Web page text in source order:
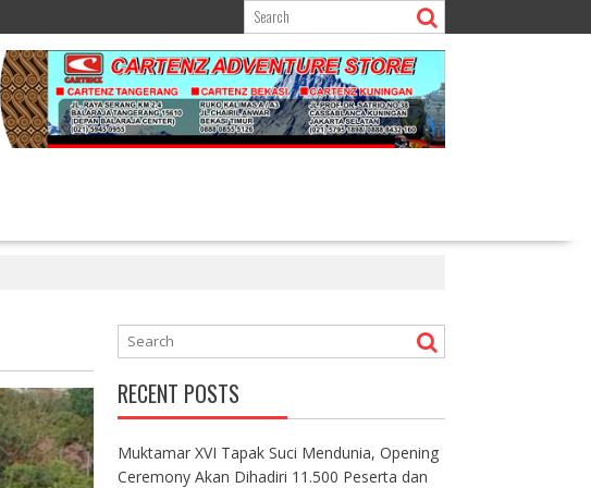
RECENT POSTS
Muktamar XVI Tapak Suci Mendunia, Opening
Ceremony Akan Dihadiri 11.500 Peserta dan